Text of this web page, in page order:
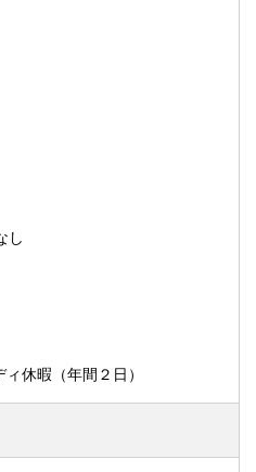
し
休暇（年間２日）